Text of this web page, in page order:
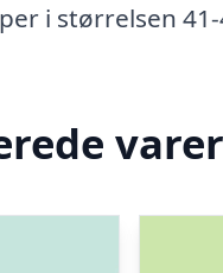
i størrelsen 41-
varer